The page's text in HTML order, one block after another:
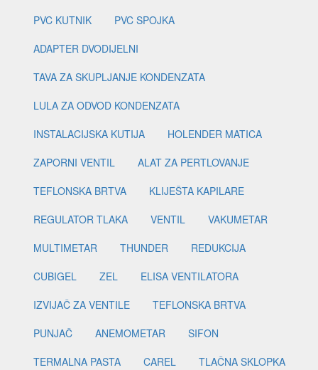
PVC KUTNIK
PVC SPOJKA
ADAPTER DVODIJELNI
TAVA ZA SKUPLJANJE KONDENZATA
LULA ZA ODVOD KONDENZATA
INSTALACIJSKA KUTIJA
HOLENDER MATICA
ZAPORNI VENTIL
ALAT ZA PERTLOVANJE
TEFLONSKA BRTVA
KLIJEŠTA KAPILARE
REGULATOR TLAKA
VENTIL
VAKUMETAR
MULTIMETAR
THUNDER
REDUKCIJA
CUBIGEL
ZEL
ELISA VENTILATORA
IZVIJAČ ZA VENTILE
TEFLONSKA BRTVA
PUNJAČ
ANEMOMETAR
SIFON
TERMALNA PASTA
CAREL
TLAČNA SKLOPKA